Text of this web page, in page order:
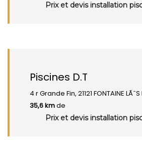
Prix et devis installation
Piscines D.T
4 r Grande Fin, 21121 FONTAINE
35,6 kmde
Prix et devis installation